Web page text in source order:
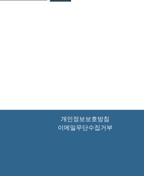
개인정보보호방침
이메일무단수집거부